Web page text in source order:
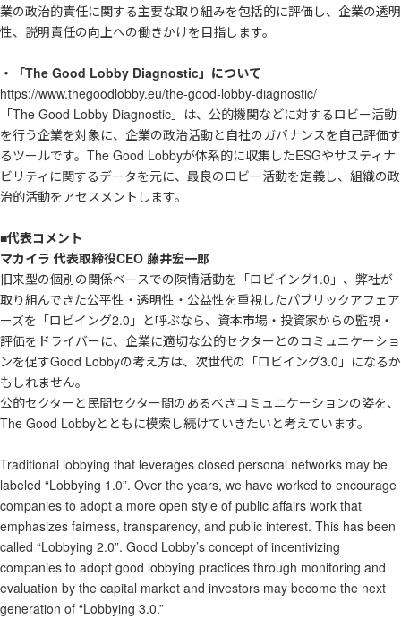
業の政治的責任に関する主要な取り組みを包括的に評価し、企業の透明
性、説明責任の向上への働きかけを目指します。
・
「The Good Lobby Diagnostic」について
https://www.thegoodlobby.eu/the-good-lobby-diagnostic/
「The Good Lobby Diagnostic」は、公的機関などに対するロビー活動
を行う企業を対象に、企業の政治活動と自社のガバナンスを自己評価す
るツールです。The Good Lobbyが体系的に収集したESGやサスティナ
ビリティに関するデータを元に、最良のロビー活動を定義し、組織の政
治的活動をアセスメントします。
■代表コメント
マカイラ 代表取締役CEO 藤井宏一郎
旧来型の個別の関係ベースでの陳情活動を「ロビイング1.0」、弊社が
取り組んできた公平性・透明性・公益性を重視したパブリックアフェア
ーズを「ロビイング2.0」と呼ぶなら、資本市場・投資家からの監視・
評価をドライバーに、企業に適切な公的セクターとのコミュニケーショ
ンを促すGood Lobbyの考え方は、次世代の「ロビイング3.0」になるか
もしれません。
公的セクターと民間セクター間のあるべきコミュニケーションの姿を、
The Good Lobbyとともに模索し続けていきたいと考えています。
Traditional lobbying that leverages closed personal networks may be
labeled “Lobbying 1.0”. Over the years, we have worked to encourage
companies to adopt a more open style of public affairs work that
emphasizes fairness, transparency, and public interest. This has been
called “Lobbying 2.0”. Good Lobby’s concept of incentivizing
companies to adopt good lobbying practices through monitoring and
evaluation by the capital market and investors may become the next
generation of “Lobbying 3.0.”